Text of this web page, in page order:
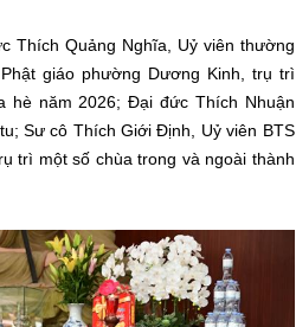
Thích Quảng Nghĩa, Uỷ viên thường
giáo phường Dương Kinh, trụ trì
hè năm 2026; Đại đức Thích Nhuận
Sư cô Thích Giới Định, Uỷ viên BTS
trì một số chùa trong và ngoài thành